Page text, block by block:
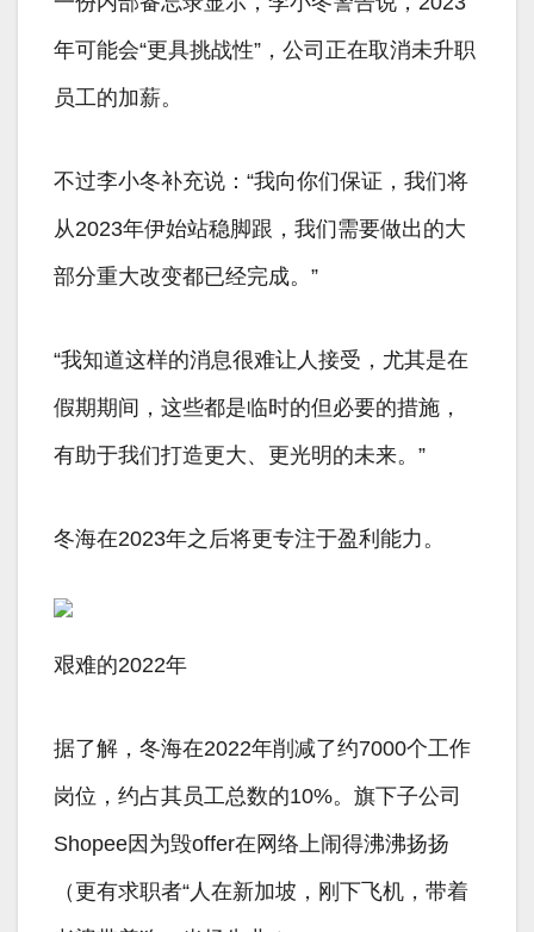
年可能会“更具挑战性”，公司正在取消未升职
员工的加薪。
不过李小冬补充说：“我向你们保证，我们将
从2023年伊始站稳脚跟，我们需要做出的大
部分重大改变都已经完成。”
“我知道这样的消息很难让人接受，尤其是在
假期期间，这些都是临时的但必要的措施，
有助于我们打造更大、更光明的未来。”
冬海在2023年之后将更专注于盈利能力。
艰难的2022年
据了解，冬海在2022年削减了约7000个工作
岗位，约占其员工总数的10%。旗下子公司
Shopee因为毁offer在网络上闹得沸沸扬扬
（更有求职者“人在新加坡，刚下飞机，带着